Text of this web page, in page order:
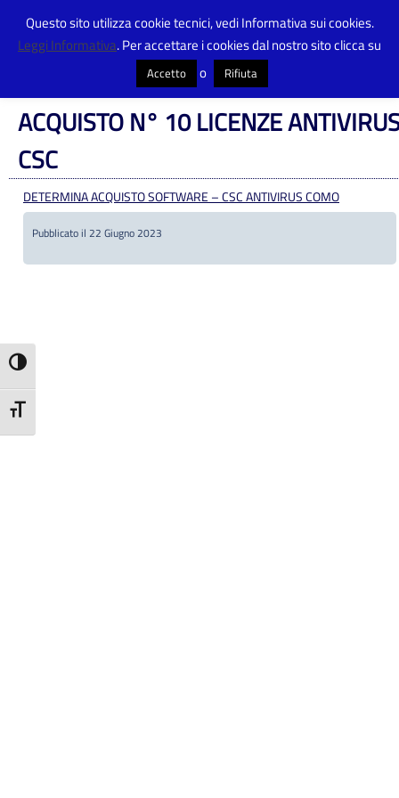
Attiva/disattiva alto contrasto
Attiva/disattiva dimensione testo
Centro Provinciale Istruzione Adulti>Amministrazione Trasparente>Atti
delle amministrazioni aggiudicatrici e degli enti aggiudicatori distintamente
ACQUISTO N° 10 LICENZE ANTIVIRUS CSC
ACQUISTO N° 10 LICENZE
CSC
DETERMINA ACQUISTO SOFTWARE – CSC ANTIVIRUS COMO
Pubblicato il 22 Giugno 2023
Questo sito utilizza cookie tecnici, vedi Informativa sui cookies.
Leggi Informativa. Per accettare i cookies dal nostro sito clicca su
Accetto o Rifiuta